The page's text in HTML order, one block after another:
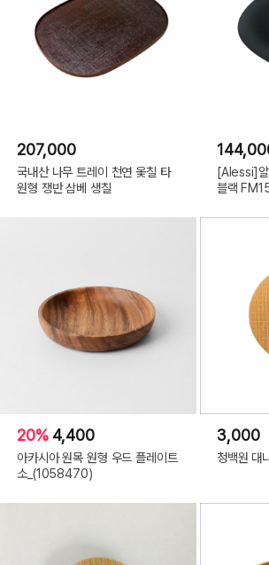
207,000
국내산 나무 트레이 천연 옻칠 타
원형 쟁반 삼베 생칠
[Alessi]알
블랙
20% 4,400
아카시아 원목 원형 우드 플레이트
소_(1058470)
3,000
청백원 대